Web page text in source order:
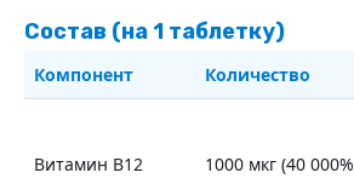
Состав (на 1 таблетку)
Компонент Количество
Витамин B12
1000 мкг (40 000%